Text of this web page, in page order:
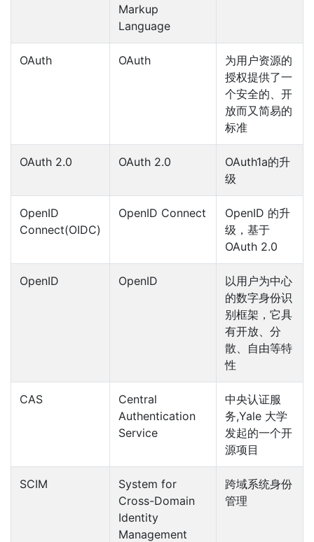
Markup
Language
OAuth OAuth
为用户资源的
授权提供了一
个安全的、开
放而又简易的
标准
OAuth 2.0 OAuth 2.0
OAuth1a的升
级
OpenID
Connect(OIDC)
OpenID Connect
OpenID 的升
级，基于
OAuth 2.0
OpenID OpenID
以用户为中心
的数字身份识
别框架，它具
有开放、分
散、自由等特
性
CAS
Central
Authentication
Service
中央认证服
务,Yale 大学
发起的一个开
源项目
SCIM
System for
Cross-Domain
Identity
Management
跨域系统身份
管理